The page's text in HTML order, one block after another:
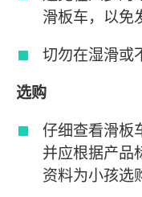
滑板车，以免
切勿在湿滑或
选购
仔细查看滑板
并应根据产品
资料为小孩选